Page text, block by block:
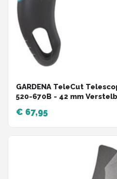
GARDENA TeleCut
520-670B - 42 mm
€ 67,95